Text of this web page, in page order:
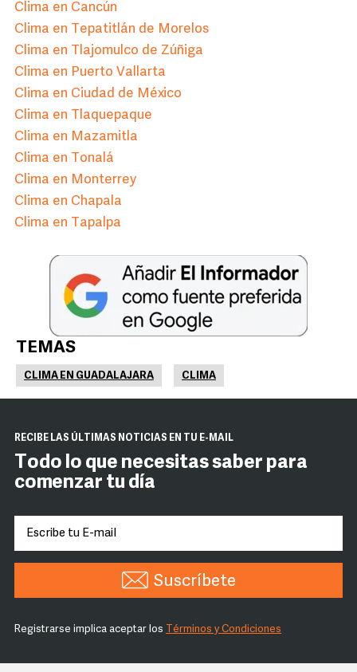
Clima en Cancún
Clima en Tepatitlán de Morelos
Clima en Tlajomulco de Zúñiga
Clima en Puerto Vallarta
Clima en Ciudad de México
Clima en Tlaquepaque
Clima en Mazamitla
Clima en Tonalá
Clima en Monterrey
Clima en Chapala
Clima en Tapalpa
TEMAS
CLIMA EN GUADALAJARA CLIMA
RECIBE LAS ÚLTIMAS NOTICIAS EN TU E-MAIL
Todo lo que necesitas saber para
comenzar tu día
Suscríbete
Registrarse implica aceptar los Términos y Condiciones